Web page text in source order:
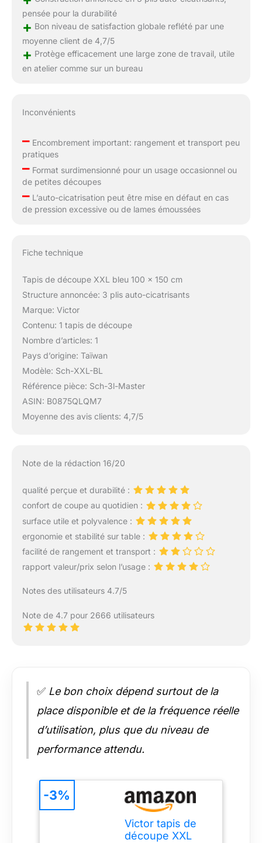
pensée pour la durabilité
+ Bon niveau de satisfaction globale reflété par une
moyenne client de 4,7/5
+ Protège efficacement une large zone de travail, utile
en atelier comme sur un bureau
Inconvénients
–Encombrement important: rangement et transport peu
pratiques
–Format surdimensionné pour un usage occasionnel ou
de petites découpes
–L’auto-cicatrisation peut être mise en défaut en cas
de pression excessive ou de lames émoussées
Fiche technique
Tapis de découpe XXL bleu 100 x 150 cm
Structure annoncée: 3 plis auto-cicatrisants
Marque: Victor
Contenu: 1 tapis de découpe
Nombre d’articles: 1
Pays d’origine: Taïwan
Modèle: Sch-XXL-BL
Référence pièce: Sch-3l-Master
ASIN: B0875QLQM7
Moyenne des avis clients: 4,7/5
Note de la rédaction 16/20
qualité perçue et durabilité :
confort de coupe au quotidien :
surface utile et polyvalence :
ergonomie et stabilité sur table :
facilité de rangement et transport :
rapport valeur/prix selon l’usage :
Notes des utilisateurs 4.7/5
Note de 4.7 pour 2666 utilisateurs
✅ Le bon choix dépend surtout de la
place disponible et de la fréquence réelle
d’utilisation, plus que du niveau de
performance attendu.
Victor tapis de
découpe XXL
-3%